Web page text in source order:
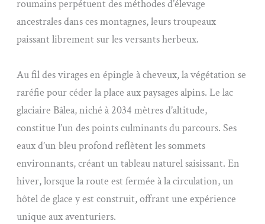
roumains perpétuent des méthodes d’élevage
ancestrales dans ces montagnes, leurs troupeaux
paissant librement sur les versants herbeux.
Au fil des virages en épingle à cheveux, la végétation se
raréfie pour céder la place aux paysages alpins. Le lac
glaciaire Bâlea, niché à 2034 mètres d’altitude,
constitue l’un des points culminants du parcours. Ses
eaux d’un bleu profond reflètent les sommets
environnants, créant un tableau naturel saisissant. En
hiver, lorsque la route est fermée à la circulation, un
hôtel de glace y est construit, offrant une expérience
unique aux aventuriers.